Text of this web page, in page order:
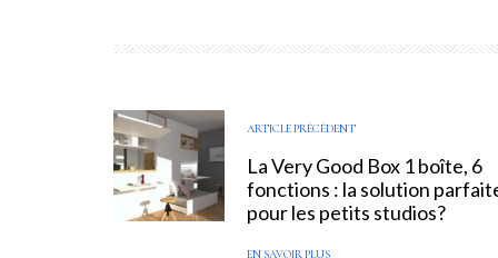
ARTICLE PRÉCÉDENT
La Very Good Box 1 boîte, 6
fonctions : la solution
pour les petits studios?
EN SAVOIR PLUS